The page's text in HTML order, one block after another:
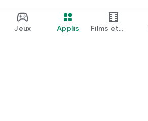
Jeux Applis
Films et